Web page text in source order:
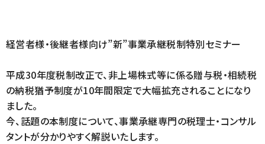
経営者様・後継者様向け”新”事業承継税制特別セミナー
平成30年度税制改正で、非上場株式等に係る贈与税・相続税
の納税猶予制度が10年間限定で大幅拡充されることになり
ました。
今、話題の本制度について、事業承継専門の税理士・コンサル
タントが分かりやすく解説いたします。